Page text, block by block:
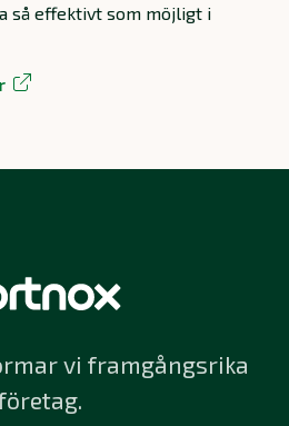
så effektivt som möjligt i
vi framgångsrika